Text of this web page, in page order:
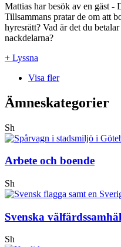
Mattias har besök av en gäst -
Tillsammans pratar de om att
hyresrätt? Vad är det du
nackdelarna?
+ Lyssna
Visa fler
Ämneskategorier
Sh
Arbete och boende
Sh
Svenska
Sh